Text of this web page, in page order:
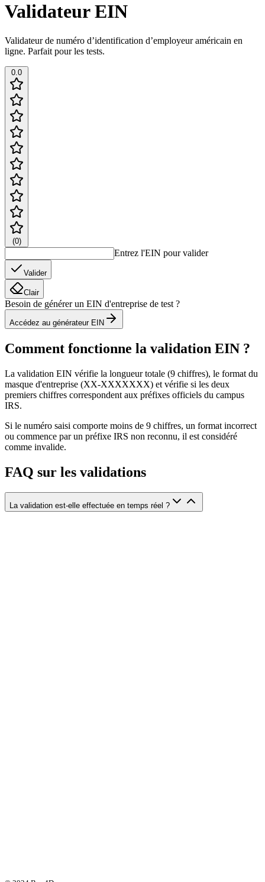
Validateur EIN
Validateur de numéro d’identification d’employeur américain en
ligne. Parfait pour les tests.
0.0
(0)
Entrez l'EIN pour valider
Valider
Clair
Besoin de générer un EIN d'entreprise de test ?
Accédez au générateur EIN
Comment fonctionne la validation EIN ?
La validation EIN vérifie la longueur totale (9 chiffres), le format du
masque d'entreprise (XX-XXXXXXX) et vérifie si les deux
premiers chiffres correspondent aux préfixes officiels du campus
IRS.
Si le numéro saisi comporte moins de 9 chiffres, un format incorrect
ou commence par un préfixe IRS non reconnu, il est considéré
comme invalide.
FAQ sur les validations
La validation est-elle effectuée en temps réel ?